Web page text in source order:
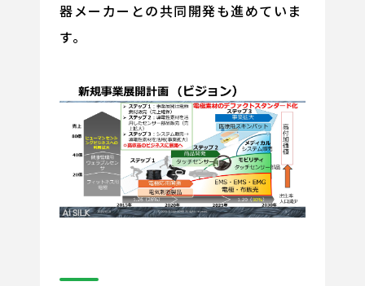
器メーカーとの共同開発も進めていま
す。